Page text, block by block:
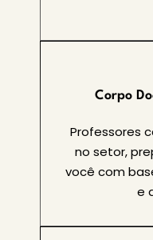
Corpo
Professores
no setor,
você com
e